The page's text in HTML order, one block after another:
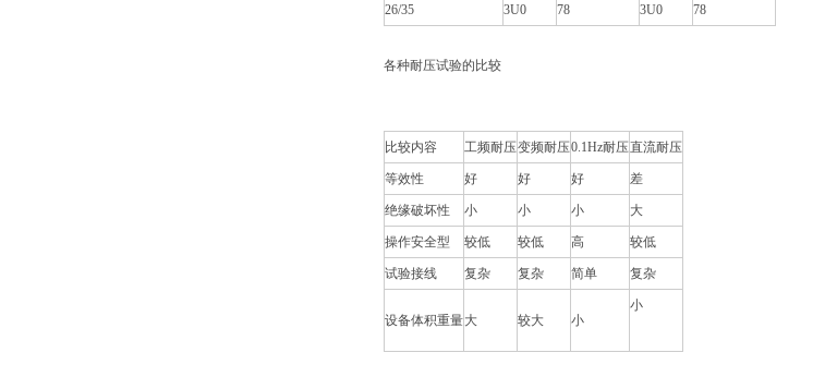
26/35 3U0 78 3U0 78
各种耐压试验的比较
比较内容 工频耐压变频耐压0.1Hz耐压直流耐压
等效性 好 好 好 差
绝缘破坏性 小 小 小 大
操作安全型 较低 较低 高 较低
试验接线 复杂 复杂 简单 复杂
设备体积重量大 较大 小
小